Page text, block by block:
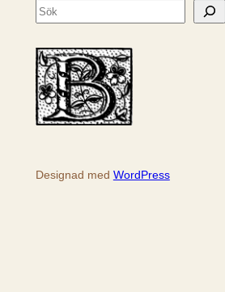
S
k
Designad med WordPress